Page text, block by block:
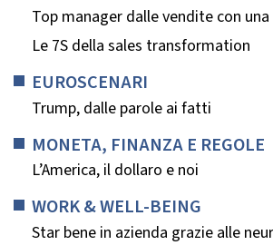
Top manager dalle vendite con
Le 7S della sales transformation
EUROSCENARI
Trump, dalle parole ai fatti
MONETA, FINANZA E REGOLE
L’America, il dollaro e noi
WORK & WELL-BEING
Star bene in azienda grazie alle